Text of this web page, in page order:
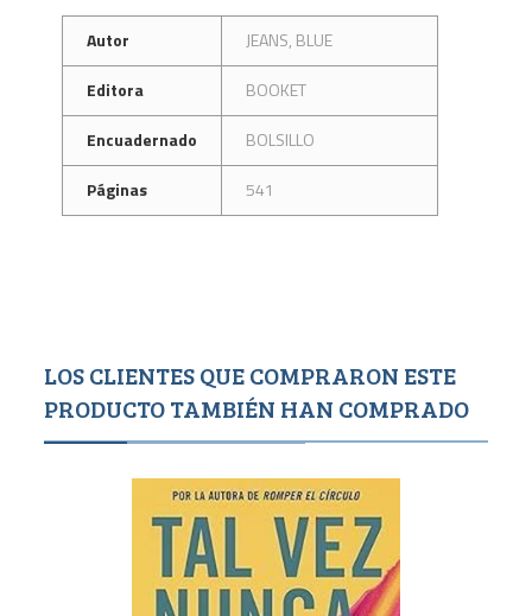
Autor
JEANS, BLUE
Editora
BOOKET
Encuadernado
BOLSILLO
Páginas
541
LOS CLIENTES QUE COMPRARON ESTE
PRODUCTO TAMBIÉN HAN COMPRADO